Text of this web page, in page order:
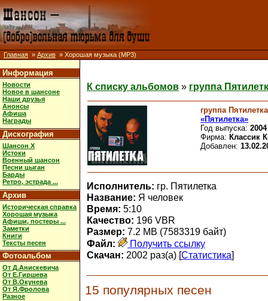
Главная » Архив » Хорошая музыка (MP3)
Информация
Новости
Новое в шансоне
Наши друзья
Анонсы
Афиша
Награды
Дискография
Шансон X
Истоки
Военный шансон
Песни цыган
Барды
Ретро, эстрада ...
Архив
Историческая справка
Хорошая музыка
Афиши, постеры ...
Заметки
Книги
Тексты песен
Фотоальбом
От Д.Анискевича
От Е.Гиршева
От В.Окунева
От Я.Фролова
Разное
К списку альбомов » группа
группа Пятилетка
«Пятилетка»
Год выпуска: 2004
Фирма: Классик
Добавлен:
Исполнитель: гр. Пятилетка
Название: Я человек
Время: 5:10
Качество: 196 VBR
Размер: 7.2 MB (7583319 байт)
Файл:
Получить ссылку
Скачан: 2002 раз(а) [Статистика]
15 популярных песен